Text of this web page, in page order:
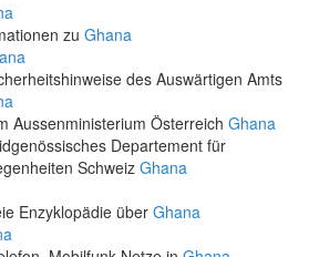
zu Ghana
des Auswärtigen Amts
Aussenministerium Österreich Ghana
Departement für
Schweiz Ghana
Enzyklopädie über Ghana